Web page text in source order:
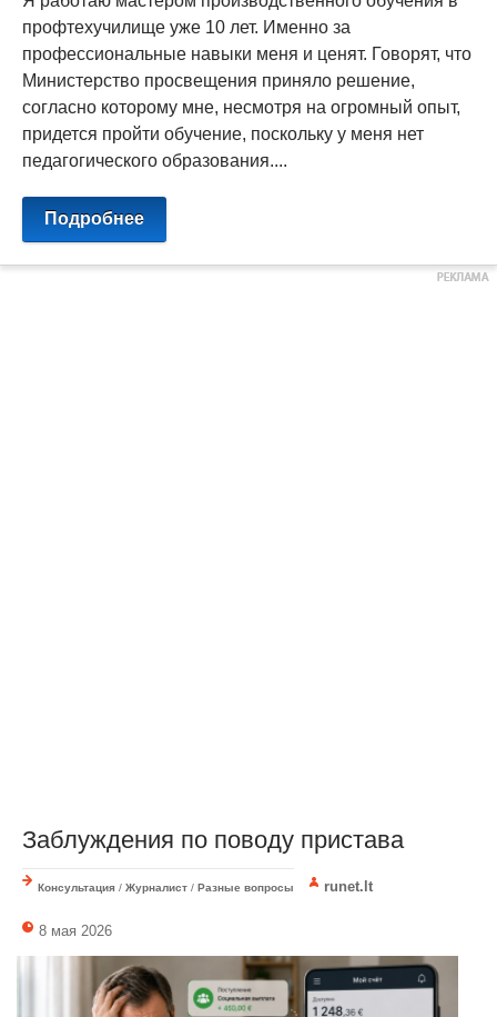
профтехучилище уже 10 лет. Именно за
профессиональные навыки меня и ценят. Говорят, что
Министерство просвещения приняло решение,
согласно которому мне, несмотря на огромный опыт,
придется пройти обучение, поскольку у меня нет
педагогического образования....
Подробнее
Заблуждения по поводу пристава
Консультация / Журналист / Разные вопросы runet.lt
8 мая 2026